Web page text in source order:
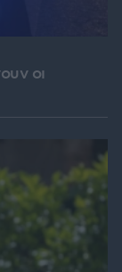
οι